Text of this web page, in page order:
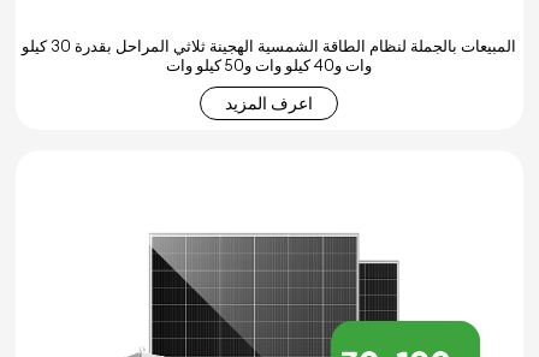
المبيعات بالجملة لنظام الطاقة الشمسية الهجينة ثلاثي المراحل بقدرة 30 كيلو
وات و40 كيلو وات و50 كيلو وات
اعرف المزيد